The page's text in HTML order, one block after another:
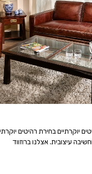
יוקרתיים בחירת רהיטים
עיצובית. אצלנו ברוזווד